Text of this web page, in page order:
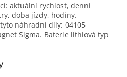
aktuální rychlost, denní
doba jízdy, hodiny.
náhradní díly: 04105
Sigma. Baterie lithiová typ